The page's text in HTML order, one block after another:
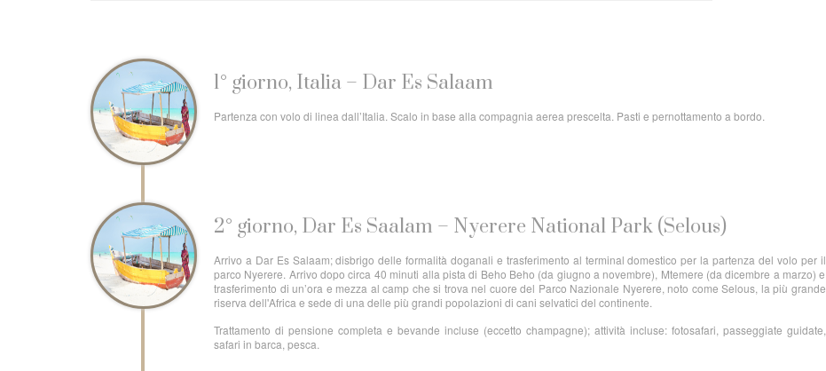
1° giorno, Italia – Dar Es Salaam
Partenza con volo di linea dall’Italia. Scalo in base alla compagnia aerea prescelta. Pasti e pernottamento a bordo.
2° giorno, Dar Es Saalam – Nyerere National Park (Selous)
Arrivo a Dar Es Salaam; disbrigo delle formalità doganali e trasferimento al terminal domestico per la partenza del volo per il
parco Nyerere. Arrivo dopo circa 40 minuti alla pista di Beho Beho (da giugno a novembre), Mtemere (da dicembre a marzo) e
trasferimento di un’ora e mezza al camp che si trova nel cuore del Parco Nazionale Nyerere, noto come Selous, la più grande
riserva dell'Africa e sede di una delle più grandi popolazioni di cani selvatici del continente.
Trattamento di pensione completa e bevande incluse (eccetto champagne); attività incluse: fotosafari, passeggiate guidate,
safari in barca, pesca.